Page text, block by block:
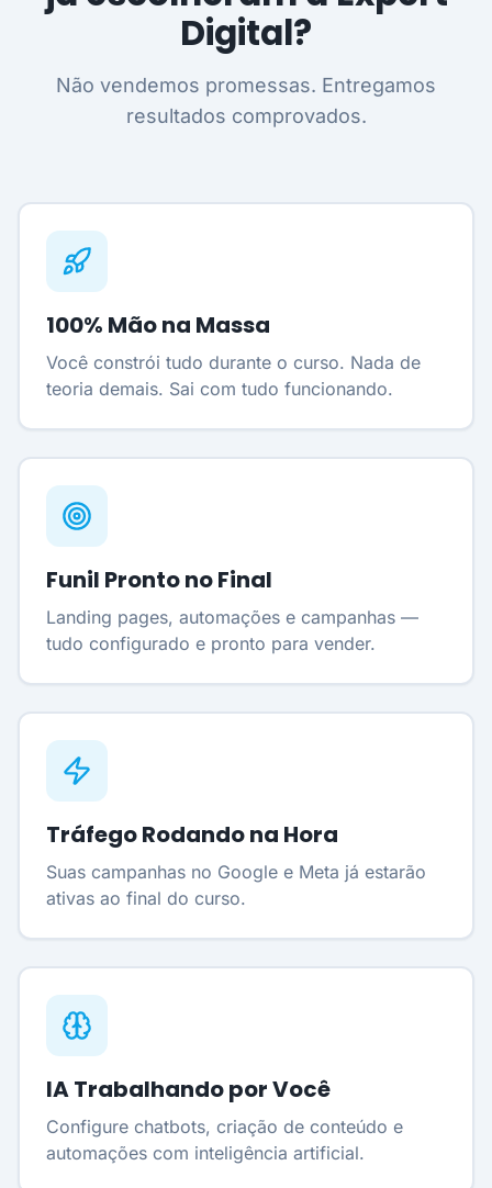
Digital?
Não vendemos promessas. Entregamos
resultados comprovados.
100% Mão na Massa
Você constrói tudo durante o curso. Nada de
teoria demais. Sai com tudo funcionando.
Funil Pronto no Final
Landing pages, automações e campanhas —
tudo configurado e pronto para vender.
Tráfego Rodando na Hora
Suas campanhas no Google e Meta já estarão
ativas ao final do curso.
IA Trabalhando por Você
Configure chatbots, criação de conteúdo e
automações com inteligência artificial.